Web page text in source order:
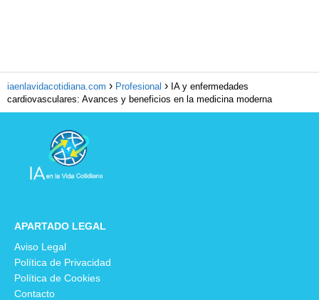
iaenlavidacotidiana.com Profesional
IA y enfermedades
cardiovasculares: Avances y beneficios en la medicina moderna
APARTADO LEGAL
Aviso Legal
Política de Privacidad
Política de Cookies
Contacto